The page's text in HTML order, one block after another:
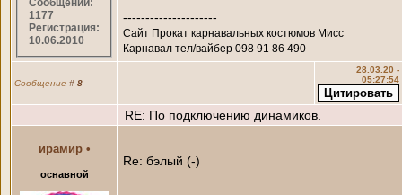
Сообщений:
1177
Регистрация:
10.06.2010
---------------------
Сайт Прокат карнавальных костюмов Мисс
Карнавал тел/вайбер 098 91 86 490
Сообщение # 8
28.03.20 -
05:27:54
RE: По подключению динамиков.
ирамир •
оснавной
Re: бэлый (-)